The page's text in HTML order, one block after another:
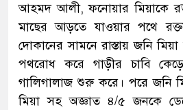
আহমদ আলী, ফনোয়ার মিয়াকে
মাছের আড়তে যাওয়ার পথে
দোকানের সামনে রাস্তায় জনি
পথরোধ করে গাড়ীর চাবি
গালিগালাজ শুরু করে। পরে জনি
মিয়া সহ অজ্ঞাত ৪/৫ জনকে